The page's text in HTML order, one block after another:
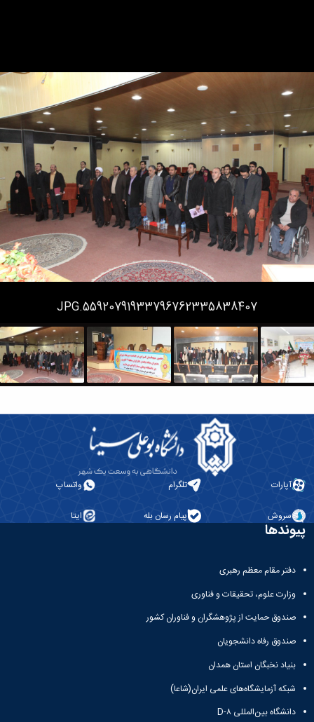
معظم
با
دانشگاه
55920791933796762335838407.JPG
آپارات تلگرام واتساپ
سروش پیام رسان بله ایتا
پیوندها
دفتر مقام معظم رهبری
وزارت علوم، تحقیقات و فناوری
صندوق حمایت از پژوهشگران و فناوران کشور
صندوق رفاه دانشجویان
بنیاد نخبگان استان همدان
شبکه آزمایشگاه‌های علمی ایران(شاعا)
دانشگاه بین‌المللی D-۸